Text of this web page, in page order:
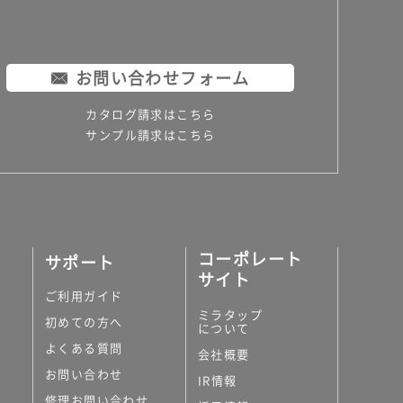
お問い合わせフォーム
カタログ請求はこちら
サンプル請求はこちら
サポート
ご利用ガイド
初めての方へ
よくある質問
お問い合わせ
コーポレート
サイト
ミラタップ
について
会社概要
IR情報